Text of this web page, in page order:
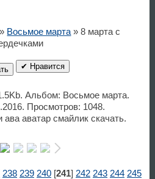
» Восьмое марта » 8 марта с
✔ Нравится
Альбом: Восьмое марта.
Просмотров: 1048.
аватар смайлик скачать.
238 239 240[241] 242 243 244 245